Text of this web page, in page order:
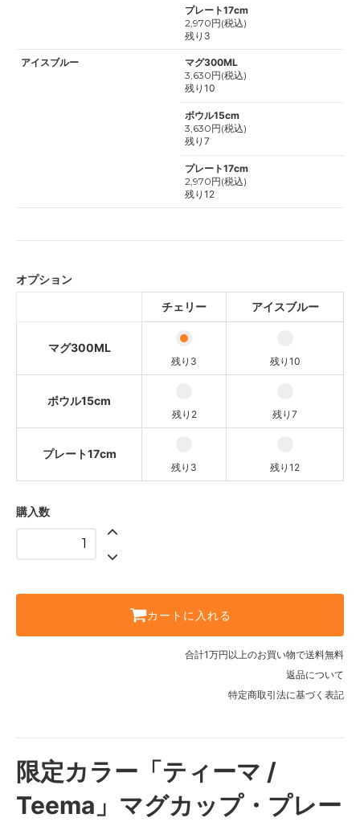
プレート17cm
2,970円(税込)
残り3
アイスブルー
マグ300ML
3,630円(税込)
残り10
ボウル15cm
3,630円(税込)
残り7
プレート17cm
2,970円(税込)
残り12
オプション
チェリー
アイスブルー
マグ300ML
残り3 残り10
ボウル15cm
残り2 残り7
プレート17cm
残り3 残り12
購入数
カートに入れる
合計1万円以上のお買い物で送料無料
返品について
特定商取引法に基づく表記
限定カラー「ティーマ /
Teema」マグカップ・プレー